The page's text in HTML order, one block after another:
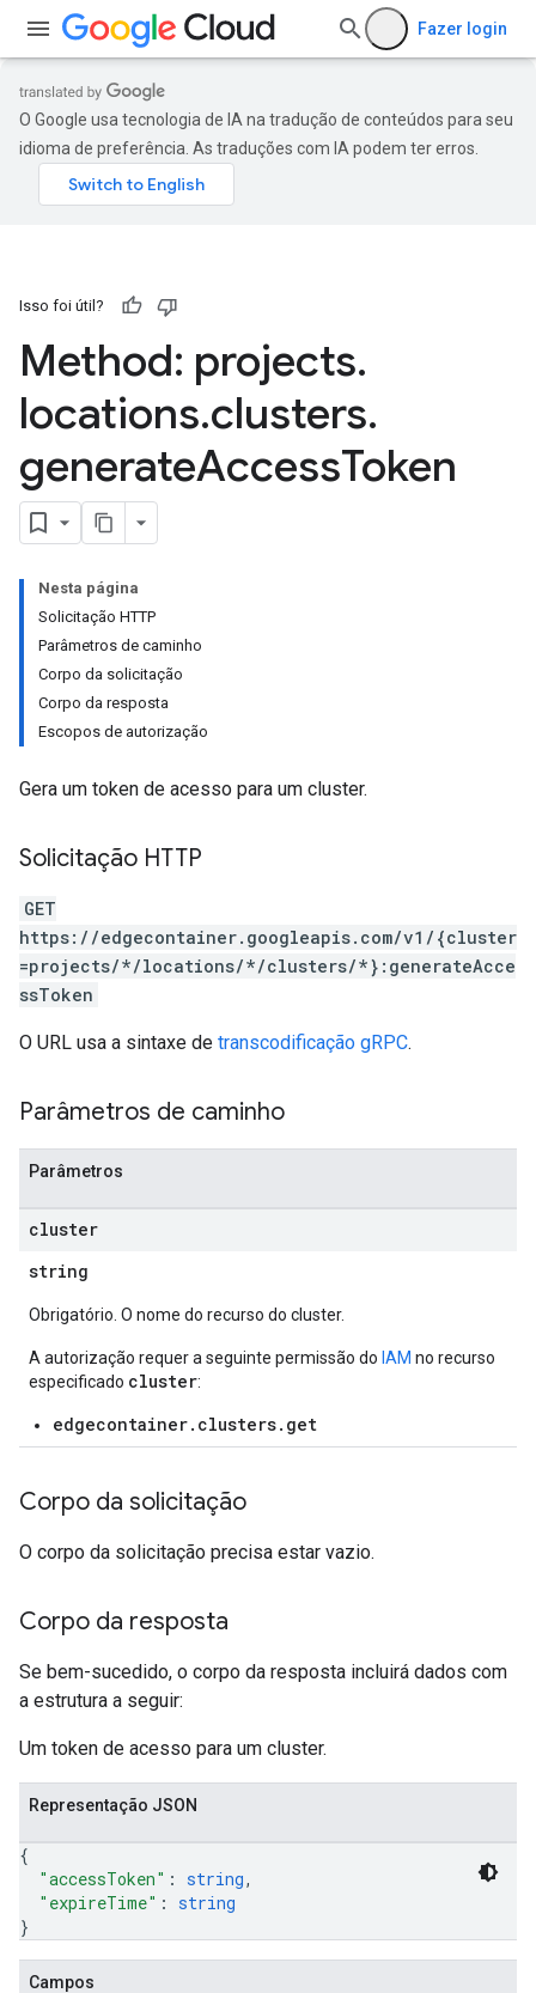
Fazer login
O Google usa tecnologia de IA na tradução de conteúdos para seu
idioma de preferência. As traduções com IA podem ter erros.
Isso foi útil?
Method: projects.
locations.clusters.
generateAccessToken
Nesta página
Solicitação HTTP
Parâmetros de caminho
Corpo da solicitação
Corpo da resposta
Escopos de autorização
Gera um token de acesso para um cluster.
Solicitação HTTP
GET
https://edgecontainer.googleapis.com/v1/{cluster
=projects/*/locations/*/clusters/*}:generateAcce
ssToken
O URL usa a sintaxe de transcodificação gRPC.
Parâmetros de caminho
Parâmetros
cluster
string
Obrigatório. O nome do recurso do cluster.
A autorização requer a seguinte permissão do IAM no recurso
especificado cluster:
edgecontainer.clusters.get
Corpo da solicitação
O corpo da solicitação precisa estar vazio.
Corpo da resposta
Se bem-sucedido, o corpo da resposta incluirá dados com
a estrutura a seguir:
Um token de acesso para um cluster.
Representação JSON
{
"accessToken" : string,
"expireTime" : string
}
Campos